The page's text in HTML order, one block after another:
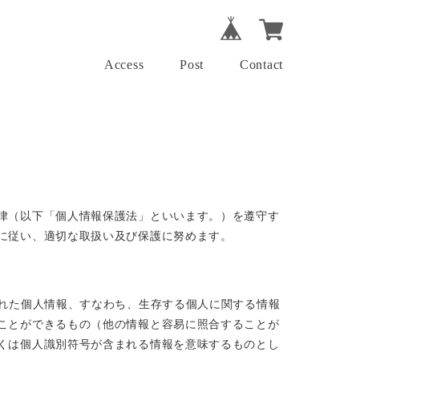
Access Post Contact
以下「個人情報保護法」といいます。）を遵守す
い、適切な取扱い及び保護に努めます。
た個人情報、すなわち、生存する個人に関する情報
ができるもの（他の情報と容易に照合することが
個人識別符号が含まれる情報を意味するものとし